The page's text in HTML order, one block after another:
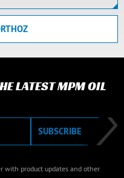
LATEST MPM OIL
SUBSCRIBE
with product updates and other